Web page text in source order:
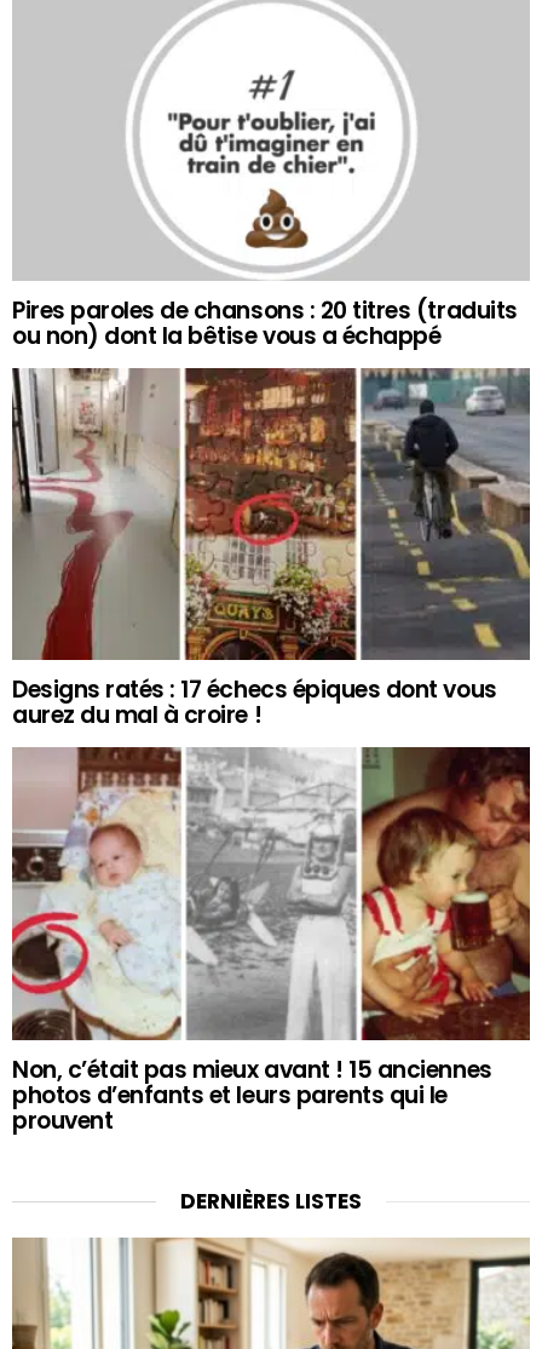
Pires paroles de chansons : 20 titres (traduits
ou non) dont la bêtise vous a échappé
Designs ratés : 17 échecs épiques dont vous
aurez du mal à croire !
Non, c’était pas mieux avant ! 15 anciennes
photos d’enfants et leurs parents qui le
prouvent
DERNIÈRES LISTES